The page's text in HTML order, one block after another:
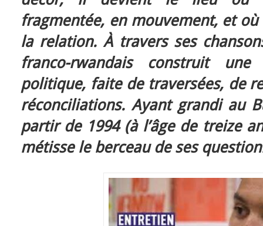
fragmentée, en mouvement, et
la relation. À travers ses
franco-rwandais construit
politique, faite de traversées, de
réconciliations. Ayant grandi au
partir de 1994 (à l’âge de treize
métisse le berceau de ses